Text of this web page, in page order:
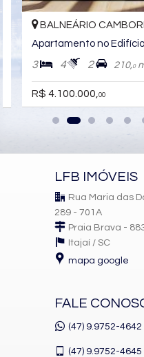
Sacada Técnica
Banheiro Social
Características do
Salão de Festas
Espaço Gourmet
Medidores Individuais
Automação Predial
Câmeras de Segurança
Gás Central
Hall Decorado e Mobiliado
Acessibilidade para PNE
BALNEÁRIO
Apartamento no
3 4 2 210,0
R$ 4.100.000,00
LFB IMÓVEIS
Rua Maria das
289 - 701A
Praia Brava -
Itajaí / SC
mapa google
FALE
(47) 9.9752-
(47) 9.9752-4645